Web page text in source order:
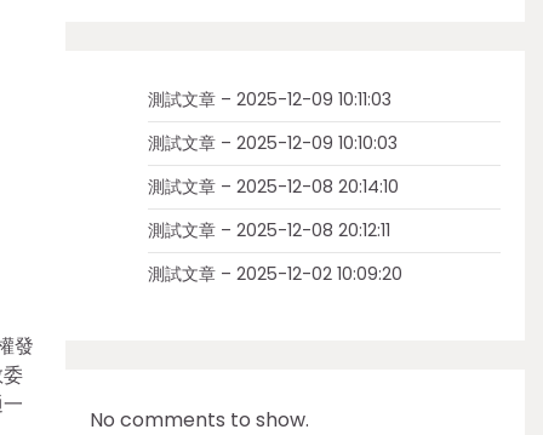
發
測試文章 – 2025-12-09 10:11:03
測試文章 – 2025-12-09 10:10:03
測試文章 – 2025-12-08 20:14:10
測試文章 – 2025-12-08 20:12:11
測試文章 – 2025-12-02 10:09:20
No comments to show.